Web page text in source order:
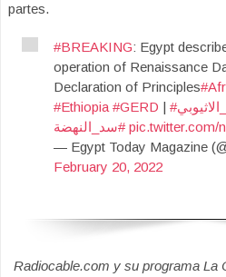
partes.
#BREAKING: Egypt
operation of Renaissance
Declaration of Principles
#Ethiopia #GERD |
#سد_النهضة pic.twitter.com/
— Egypt Today Magazine
February 20, 2022
Radiocable.com y su programa La